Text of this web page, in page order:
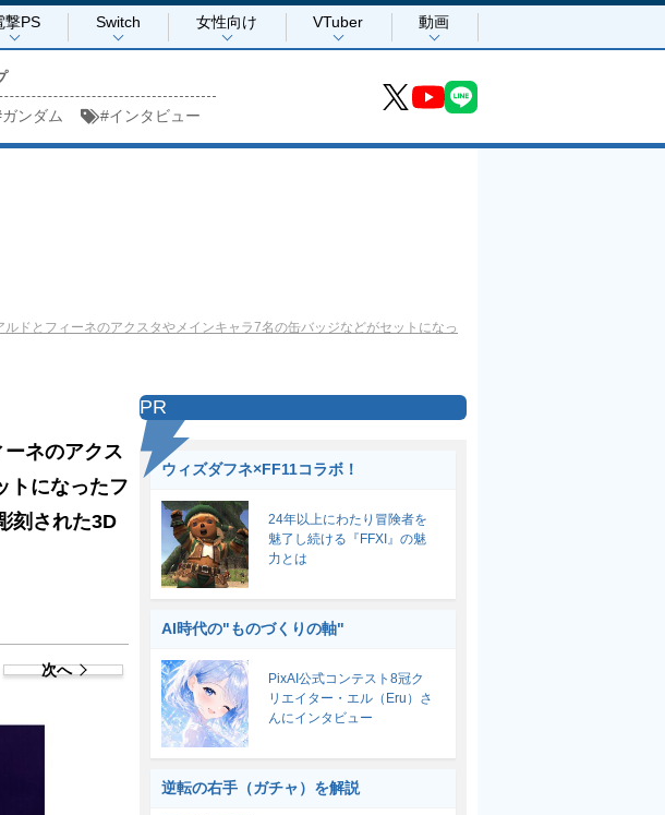
撃PS Switch 女性向け VTuber 動画
ガンダム #インタビュー
ルドとフィーネのアクスタやメインキャラ7名の缶バッジなどがセットになっ
ーネのアクス
トになったフ
刻された3D
次へ
PR
ウィズダフネ×FF11コラボ！
24年以上にわたり冒険者を
魅了し続ける『FFXI』の魅
力とは
AI時代の"ものづくりの軸"
PixAI公式コンテスト8冠ク
リエイター・エル（Eru）さ
んにインタビュー
逆転の右手（ガチャ）を解説